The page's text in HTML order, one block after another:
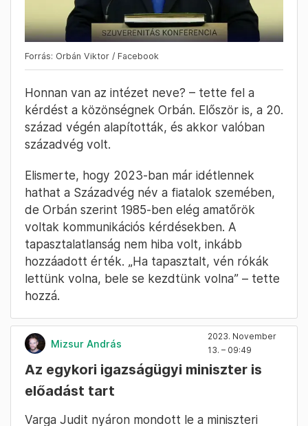
Forrás: Orbán Viktor / Facebook
Honnan van az intézet neve? – tette fel a
kérdést a közönségnek Orbán. Először is, a 20.
század végén alapították, és akkor valóban
századvég volt.
Elismerte, hogy 2023-ban már idétlennek
hathat a Századvég név a fiatalok szemében,
de Orbán szerint 1985-ben elég amatőrök
voltak kommunikációs kérdésekben. A
tapasztalatlanság nem hiba volt, inkább
hozzáadott érték. „Ha tapasztalt, vén rókák
lettünk volna, bele se kezdtünk volna” – tette
hozzá.
Mizsur András
2023. November
13. – 09:49
Az egykori igazságügyi miniszter is
előadást tart
Varga Judit nyáron mondott le a miniszteri